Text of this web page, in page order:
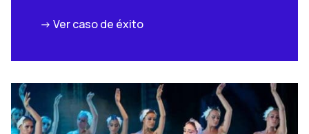
-> Ver caso de éxito